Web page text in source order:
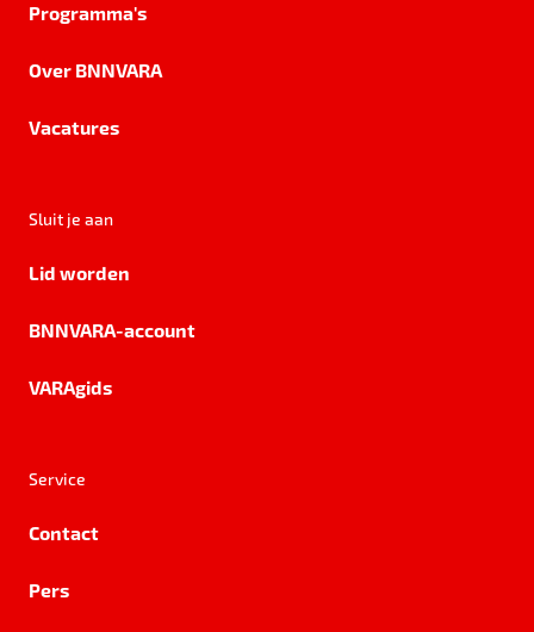
Programma's
Over BNNVARA
Vacatures
Sluit je aan
Lid worden
BNNVARA-account
VARAgids
Service
Contact
Pers